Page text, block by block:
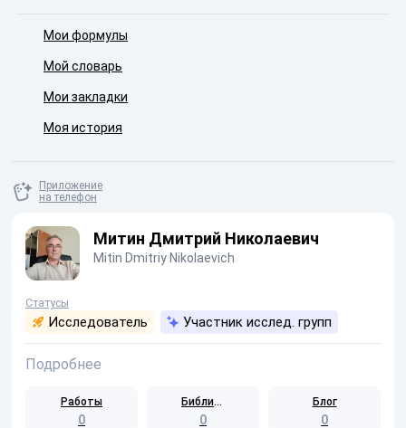
Мои формулы
Мой словарь
Мои закладки
Моя история
Приложение
на телефон
Митин Дмитрий Николаевич
Mitin Dmitriy Nikolaevich
Статусы
Исследователь Участник исслед. групп
Подробнее
Работы
0
Библиотека
0
Блог
0